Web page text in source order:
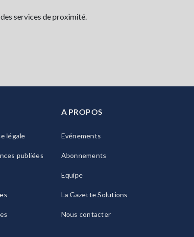
services de proximité.
légale
publiées
A PROPOS
Evénements
Abonnements
Equipe
La Gazette Solutions
Nous contacter